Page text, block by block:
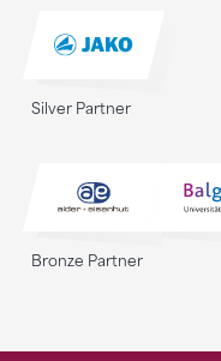
Silver Partner
Bronze Partner